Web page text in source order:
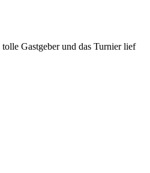
Gastgeber und das Turnier lief